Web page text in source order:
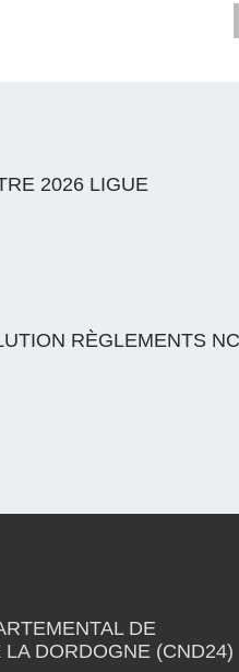
2026 LIGUE
RÈGLEMENTS
DE
LA DORDOGNE (CND24)